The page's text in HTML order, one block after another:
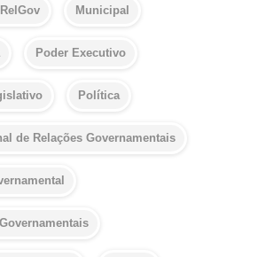
Municipal
Poder Executivo
Política
de Relações Governamentais